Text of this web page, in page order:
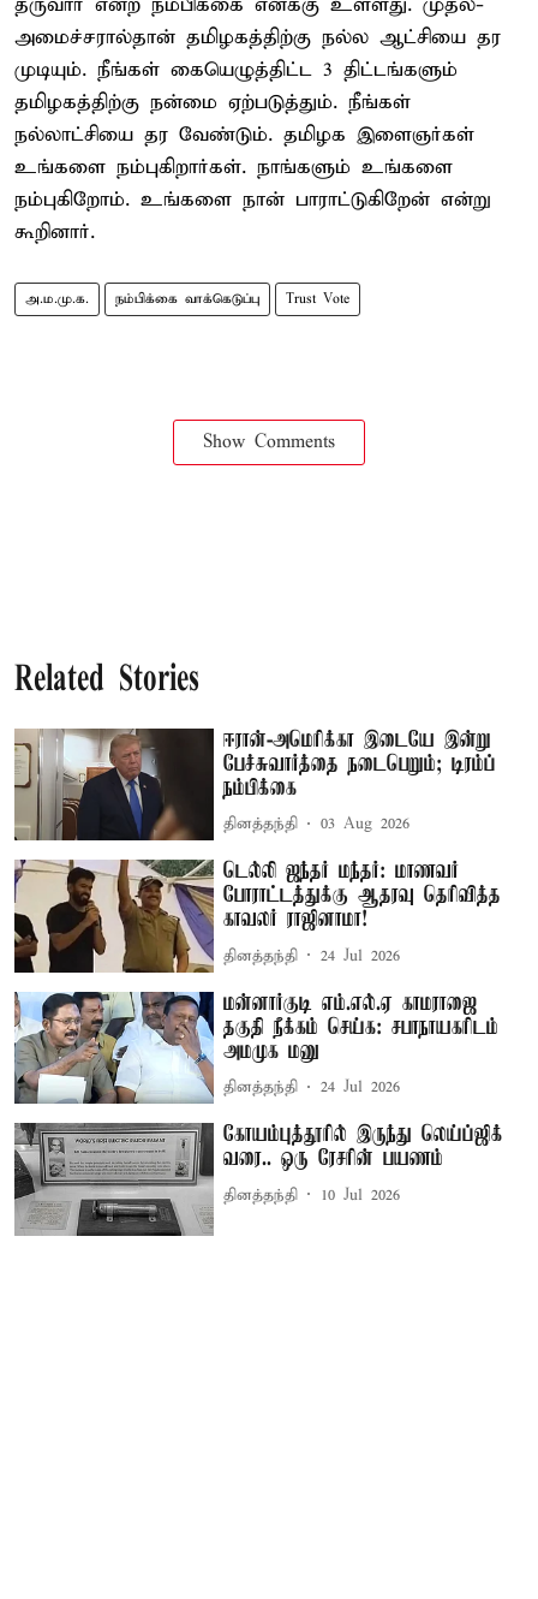
அமைச்சரால்தான் தமிழகத்திற்கு நல்ல ஆட்சியை தர
முடியும். நீங்கள் கையெழுத்திட்ட 3 திட்டங்களும்
தமிழகத்திற்கு நன்மை ஏற்படுத்தும். நீங்கள்
நல்லாட்சியை தர வேண்டும். தமிழக இளைஞர்கள்
உங்களை நம்புகிறார்கள். நாங்களும் உங்களை
நம்புகிறோம். உங்களை நான் பாராட்டுகிறேன் என்று
கூறினார்.
அ.ம.மு.க. நம்பிக்கை வாக்கெடுப்பு Trust Vote
Show Comments
Related Stories
ஈரான்-அமெரிக்கா இடையே இன்று
பேச்சுவார்த்தை நடைபெறும்; டிரம்ப்
நம்பிக்கை
தினத்தந்தி 03 Aug 2026
டெல்லி ஜந்தர் மந்தர்: மாணவர்
போராட்டத்துக்கு ஆதரவு தெரிவித்த
காவலர் ராஜினாமா!
தினத்தந்தி 24 Jul 2026
மன்னார்குடி எம்.எல்.ஏ காமராஜை
தகுதி நீக்கம் செய்க: சபாநாயகரிடம்
அமமுக மனு
தினத்தந்தி 24 Jul 2026
கோயம்புத்தூரில் இருந்து லெய்ப்ஜிக்
வரை.. ஒரு ரேசரின் பயணம்
தினத்தந்தி 10 Jul 2026